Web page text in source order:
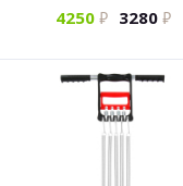
4250
3280